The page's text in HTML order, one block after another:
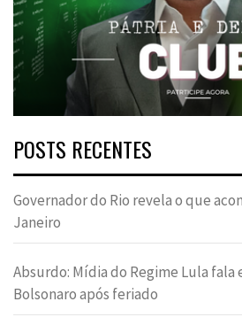
POSTS RECENTES
Governador do Rio revela o que
Janeiro
Absurdo: Mídia do Regime Lula fala
Bolsonaro após feriado